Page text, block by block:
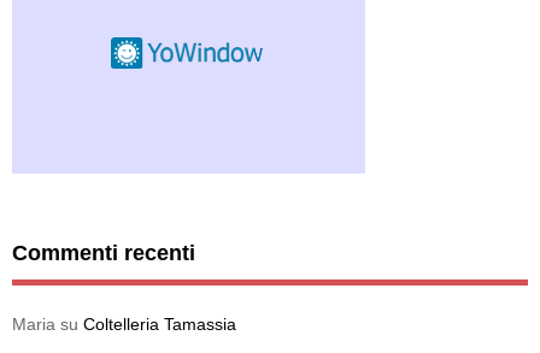
Commenti recenti
Maria su Coltelleria Tamassia